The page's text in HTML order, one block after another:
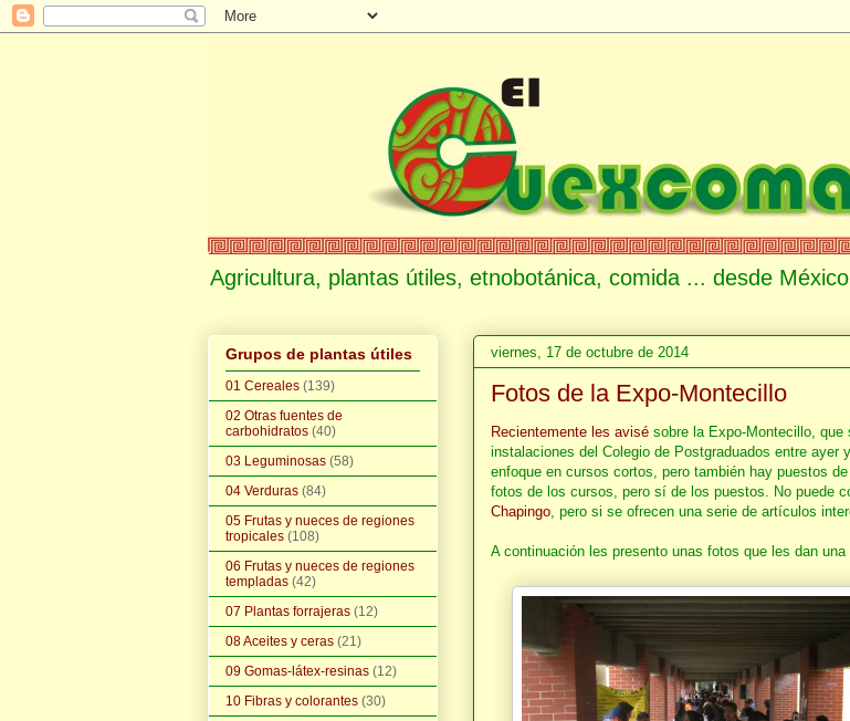
Agricultura, plantas útiles, etnobotánica, comida ... desde México
viernes, 17 de octubre de 2014
Fotos de la Expo-Montecillo
Recientemente les avisé sobre la Expo-Montecillo, que
instalaciones del Colegio de Postgraduados entre ayer
enfoque en cursos cortos, pero también hay puestos
fotos de los cursos, pero sí de los puestos. No puede
Chapingo, pero si se ofrecen una serie de artículos
A continuación les presento unas fotos que les dan una
Grupos de plantas útiles
01 Cereales (139)
02 Otras fuentes de
carbohidratos (40)
03 Leguminosas (58)
04 Verduras (84)
05 Frutas y nueces de regiones
tropicales (108)
06 Frutas y nueces de regiones
templadas (42)
07 Plantas forrajeras (12)
08 Aceites y ceras (21)
09 Gomas-látex-resinas (12)
10 Fibras y colorantes (30)